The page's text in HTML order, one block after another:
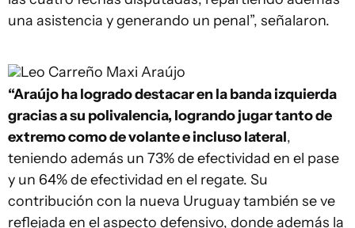
una asistencia y generando un penal”, señalaron.
Leo Carreño Maxi Araújo
“Araújo ha logrado destacar en la banda izquierda
gracias a su polivalencia, logrando jugar tanto de
extremo como de volante e incluso lateral,
teniendo además un 73% de efectividad en el pase
y un 64% de efectividad en el regate. Su
contribución con la nueva Uruguay también se ve
reflejada en el aspecto defensivo, donde además la